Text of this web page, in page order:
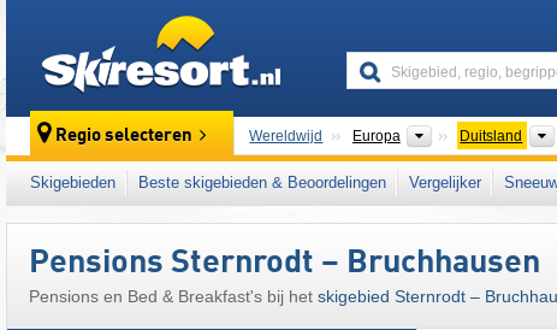
Regio selecteren Wereldwijd Europa Continenten
Duitsland
Dit skigebied ligt ook in: Hochsauerlanddistrict
Rijnlands leisteenplateau
West-Duitsland
Skigebieden Beste skigebieden & Beoordelingen Vergelijker
Pensions Sternrodt – Bruchhausen
Pensions en Bed & Breakfast's bij het skigebied Sternrodt –